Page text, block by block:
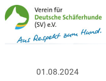
01.08.2024